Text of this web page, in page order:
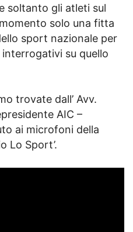
soltanto gli atleti sul
solo una fitta
sport nazionale per
su quello
trovate dall’ Avv.
AIC –
ai microfoni della
Lo Sport’.